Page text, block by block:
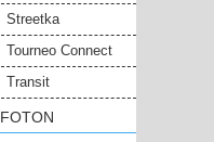
Streetka
Tourneo Connect
Transit
FOTON